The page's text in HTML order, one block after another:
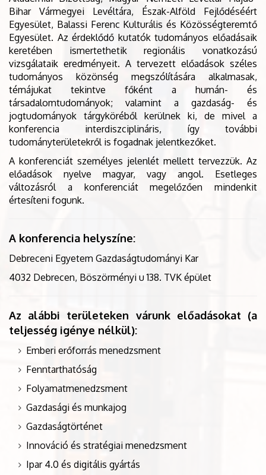
Bihar Vármegyei Levéltára, Észak-Alföld Fejlődéséért
Egyesület, Balassi Ferenc Kulturális és Közösségteremtő
Egyesület. Az érdeklődő kutatók tudományos előadásaik
keretében ismertethetik regionális vonatkozású
vizsgálataik eredményeit. A tervezett előadások széles
tudományos közönség megszólítására alkalmasak,
témájukat tekintve főként a humán- és
társadalomtudományok; valamint a gazdaság- és
jogtudományok tárgyköréből kerülnek ki, de mivel a
konferencia interdiszciplináris, így további
tudományterületekről is fogadnak jelentkezőket.
A konferenciát személyes jelenlét mellett tervezzük. Az
előadások nyelve magyar, vagy angol. Esetleges
változásról a konferenciát megelőzően mindenkit
értesíteni fogunk.
A konferencia helyszíne:
Debreceni Egyetem Gazdaságtudományi Kar
4032 Debrecen, Böszörményi u 138. TVK épület
Az alábbi területeken várunk előadásokat (a
teljesség igénye nélkül):
Emberi erőforrás menedzsment
Fenntarthatóság
Folyamatmenedzsment
Gazdasági és munkajog
Gazdaságtörténet
Innováció és stratégiai menedzsment
Ipar 4.0 és digitális gyártás